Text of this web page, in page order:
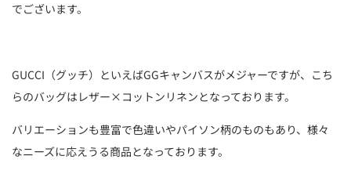
でございます。
GUCCI（グッチ）といえばGGキャンバスがメジャーですが、こち
らのバッグはレザー×コットンリネンとなっております。
バリエーションも豊富で色違いやパイソン柄のものもあり、様々
なニーズに応えうる商品となっております。